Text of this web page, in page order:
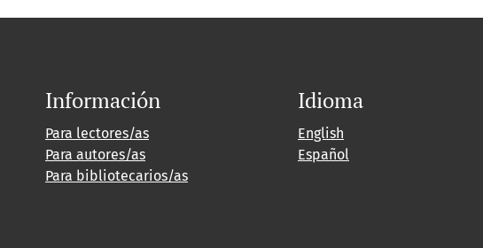
Información
Para lectores/as
Para autores/as
Para bibliotecarios/as
Idioma
English
Español